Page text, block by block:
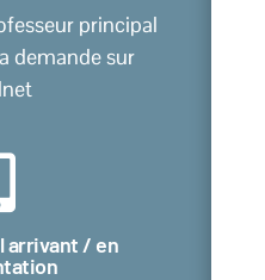
principal
demande sur
arrivant / en